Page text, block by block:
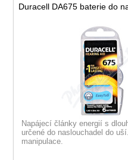
Duracell DA675 baterie do
Napájecí články energií s
určené do naslouchadel do
manipulace.